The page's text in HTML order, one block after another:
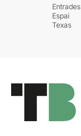
Entrades
Espai
Texas